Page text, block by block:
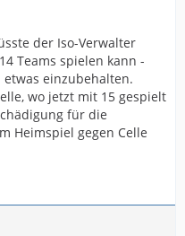
der Iso-Verwalter
Teams spielen kann -
etwas einzubehalten.
wo jetzt mit 15 gespielt
für die
Heimspiel gegen Celle